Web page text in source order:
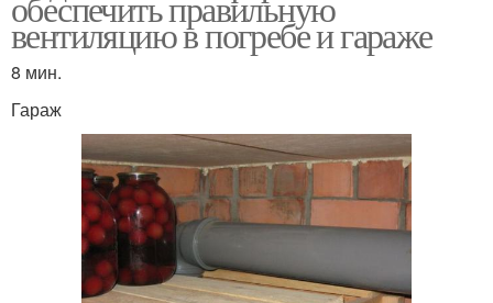
вентиляцию в погребе и гараже
8 мин.
Гараж